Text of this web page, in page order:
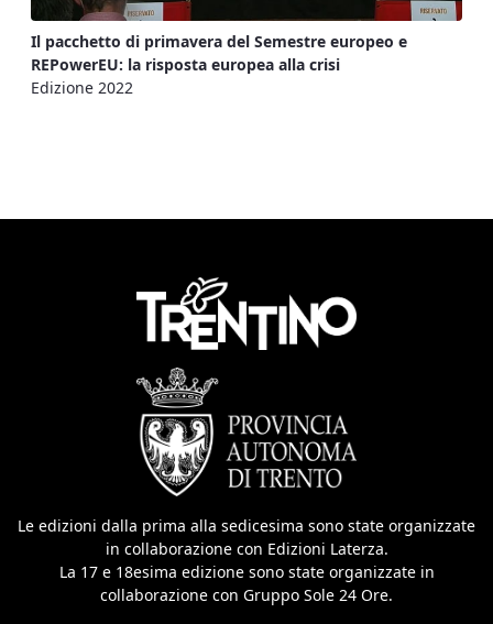
Il pacchetto di primavera del Semestre europeo e
REPowerEU: la risposta europea alla crisi
Edizione 2022
Le edizioni dalla prima alla sedicesima sono state organizzate
in collaborazione con Edizioni Laterza.
La 17 e 18esima edizione sono state organizzate in
collaborazione con Gruppo Sole 24 Ore.